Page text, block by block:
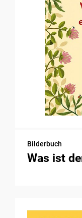
Bilderbuch
Was ist